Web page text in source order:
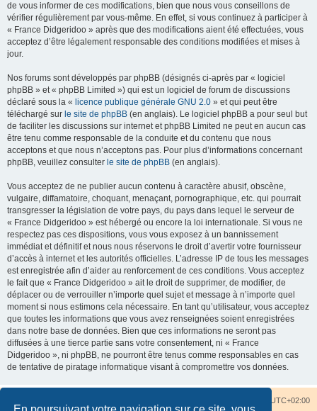
de vous informer de ces modifications, bien que nous vous conseillons de
vérifier régulièrement par vous-même. En effet, si vous continuez à participer à
« France Didgeridoo » après que des modifications aient été effectuées, vous
acceptez d’être légalement responsable des conditions modifiées et mises à
jour.
Nos forums sont développés par phpBB (désignés ci-après par « logiciel
phpBB » et « phpBB Limited ») qui est un logiciel de forum de discussions
déclaré sous la « licence publique générale GNU 2.0 » et qui peut être
téléchargé sur le site de phpBB (en anglais). Le logiciel phpBB a pour seul but
de faciliter les discussions sur internet et phpBB Limited ne peut en aucun cas
être tenu comme responsable de la conduite et du contenu que nous
acceptons et que nous n’acceptons pas. Pour plus d’informations concernant
phpBB, veuillez consulter le site de phpBB (en anglais).
Vous acceptez de ne publier aucun contenu à caractère abusif, obscène,
vulgaire, diffamatoire, choquant, menaçant, pornographique, etc. qui pourrait
transgresser la législation de votre pays, du pays dans lequel le serveur de
« France Didgeridoo » est hébergé ou encore la loi internationale. Si vous ne
respectez pas ces dispositions, vous vous exposez à un bannissement
immédiat et définitif et nous nous réservons le droit d’avertir votre fournisseur
d’accès à internet et les autorités officielles. L’adresse IP de tous les messages
est enregistrée afin d’aider au renforcement de ces conditions. Vous acceptez
le fait que « France Didgeridoo » ait le droit de supprimer, de modifier, de
déplacer ou de verrouiller n’importe quel sujet et message à n’importe quel
moment si nous estimons cela nécessaire. En tant qu’utilisateur, vous acceptez
que toutes les informations que vous avez renseignées soient enregistrées
dans notre base de données. Bien que ces informations ne seront pas
diffusées à une tierce partie sans votre consentement, ni « France
Didgeridoo », ni phpBB, ne pourront être tenus comme responsables en cas
de tentative de piratage informatique visant à compromettre vos données.
UTC+02:00